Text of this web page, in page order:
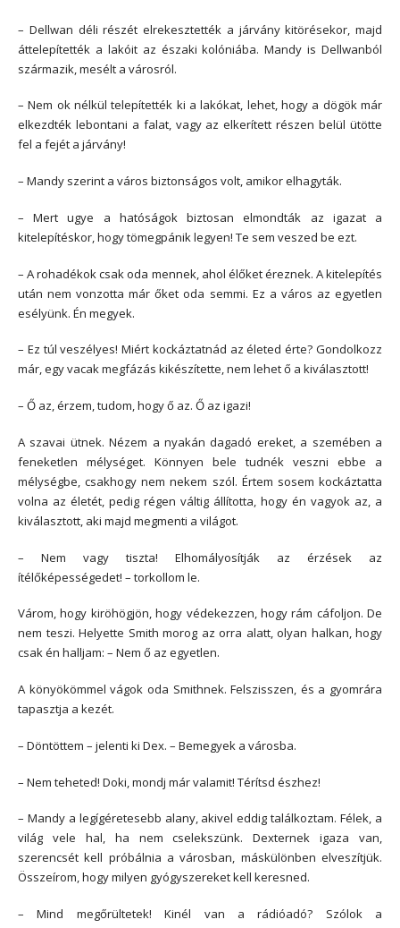
– Dellwan déli részét elrekesztették a járvány kitörésekor, majd
áttelepítették a lakóit az északi kolóniába. Mandy is Dellwanból
származik, mesélt a városról.
– Nem ok nélkül telepítették ki a lakókat, lehet, hogy a dögök már
elkezdték lebontani a falat, vagy az elkerített részen belül ütötte
fel a fejét a járvány!
– Mandy szerint a város biztonságos volt, amikor elhagyták.
– Mert ugye a hatóságok biztosan elmondták az igazat a
kitelepítéskor, hogy tömegpánik legyen! Te sem veszed be ezt.
– A rohadékok csak oda mennek, ahol élőket éreznek. A kitelepítés
után nem vonzotta már őket oda semmi. Ez a város az egyetlen
esélyünk. Én megyek.
– Ez túl veszélyes! Miért kockáztatnád az életed érte? Gondolkozz
már, egy vacak megfázás kikészítette, nem lehet ő a kiválasztott!
– Ő az, érzem, tudom, hogy ő az. Ő az igazi!
A szavai ütnek. Nézem a nyakán dagadó ereket, a szemében a
feneketlen mélységet. Könnyen bele tudnék veszni ebbe a
mélységbe, csakhogy nem nekem szól. Értem sosem kockáztatta
volna az életét, pedig régen váltig állította, hogy én vagyok az, a
kiválasztott, aki majd megmenti a világot.
– Nem vagy tiszta! Elhomályosítják az érzések az
ítélőképességedet! – torkollom le.
Várom, hogy kiröhögjön, hogy védekezzen, hogy rám cáfoljon. De
nem teszi. Helyette Smith morog az orra alatt, olyan halkan, hogy
csak én halljam: – Nem ő az egyetlen.
A könyökömmel vágok oda Smithnek. Felszisszen, és a gyomrára
tapasztja a kezét.
– Döntöttem – jelenti ki Dex. – Bemegyek a városba.
– Nem teheted! Doki, mondj már valamit! Térítsd észhez!
– Mandy a legígéretesebb alany, akivel eddig találkoztam. Félek, a
világ vele hal, ha nem cselekszünk. Dexternek igaza van,
szerencsét kell próbálnia a városban, máskülönben elveszítjük.
Összeírom, hogy milyen gyógyszereket kell keresned.
– Mind megőrültetek! Kinél van a rádióadó? Szólok a